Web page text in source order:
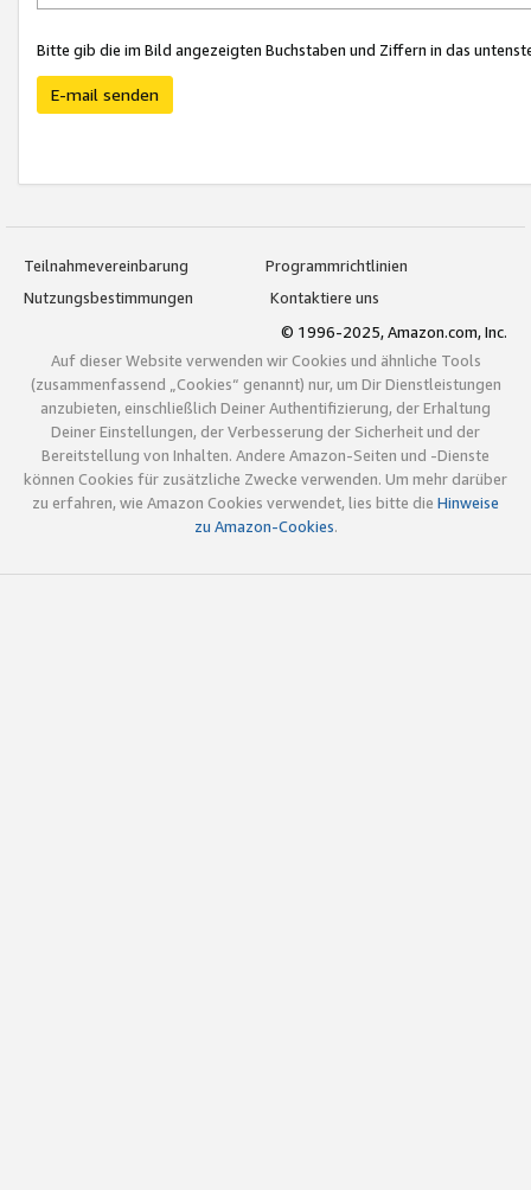
Bitte gib die im Bild angezeigten Buchstaben und Ziffern in das
E-mail senden
Teilnahmevereinbarung
Programmrichtlinien
Nutzungsbestimmungen
Kontaktiere uns
© 1996-2025, Amazon.com, Inc.
Auf dieser Website verwenden wir Cookies und ähnliche Tools
(zusammenfassend „Cookies“ genannt) nur, um Dir Dienstleistungen
anzubieten, einschließlich Deiner Authentifizierung, der Erhaltung
Deiner Einstellungen, der Verbesserung der Sicherheit und der
Bereitstellung von Inhalten. Andere Amazon-Seiten und -Dienste
können Cookies für zusätzliche Zwecke verwenden. Um mehr darüber
zu erfahren, wie Amazon Cookies verwendet, lies bitte die Hinweise
zu Amazon-Cookies.